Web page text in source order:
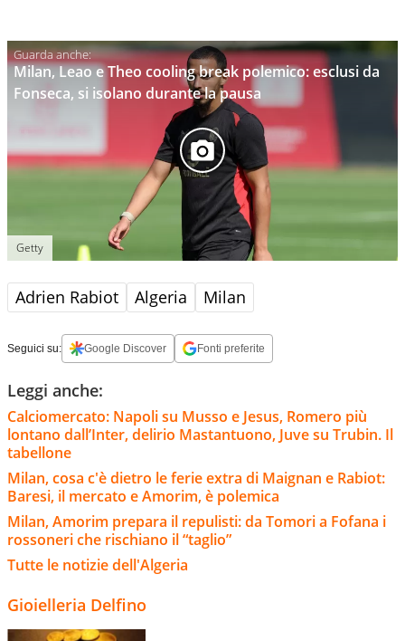
Milan, Leao e Theo cooling break polemico: esclusi da
Fonseca, si isolano durante la pausa
Getty
Adrien Rabiot Algeria Milan
Seguici su: Google Discover Fonti preferite
Leggi anche:
Calciomercato: Napoli su Musso e Jesus, Romero più
lontano dall’Inter, delirio Mastantuono, Juve su Trubin. Il
tabellone
Milan, cosa c'è dietro le ferie extra di Maignan e Rabiot:
Baresi, il mercato e Amorim, è polemica
Milan, Amorim prepara il repulisti: da Tomori a Fofana i
rossoneri che rischiano il “taglio”
Tutte le notizie dell'Algeria
Gioielleria Delfino